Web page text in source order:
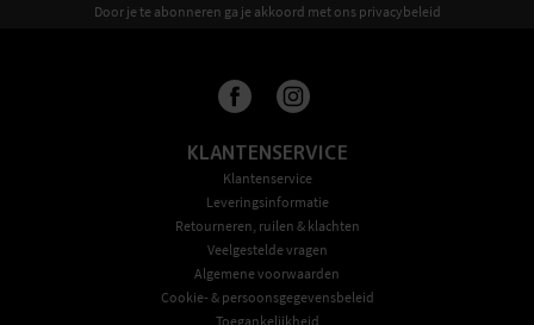
Door je te abonneren ga je akkoord met ons privacybeleid
KLANTENSERVICE
Klantenservice
Leveringsinformatie
Retourneren, ruilen & klachten
Veelgestelde vragen
Algemene voorwaarden
Cookie- & persoonsgegevensbeleid
Toegankelijkheid